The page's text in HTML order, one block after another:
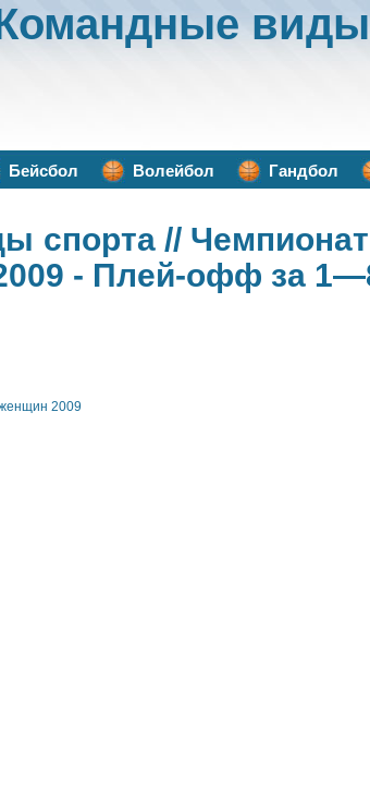
виды
Бейсбол Волейбол Гандбол
спорта//
- Плей-офф за
2009